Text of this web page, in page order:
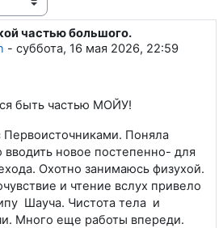
частью большого.
- суббота, 16 мая 2026, 22:59
0
быть частью МОЙУ!
Первоисточниками. Поняла
новое постепенно- для
Охотно занимаюсь физухой.
и чтение вслух привело
Шауча. Чистота тела и
Много еще работы впереди.